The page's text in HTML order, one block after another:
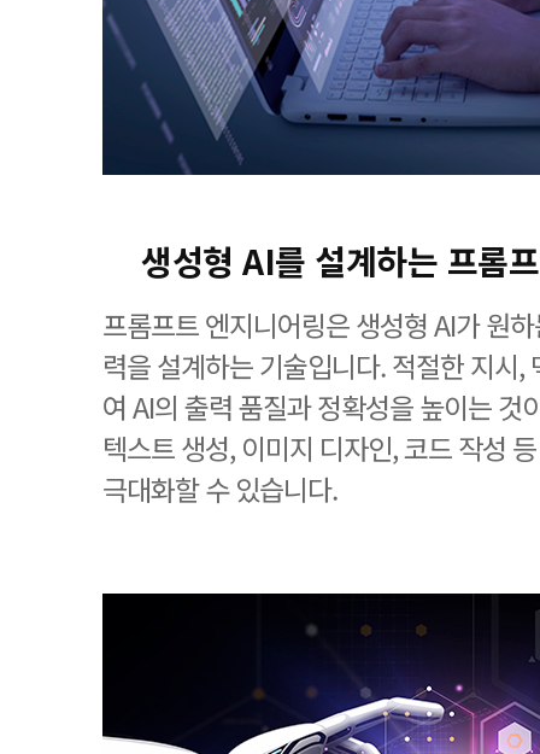
생성형 AI를 설계하는 프롬
프롬프트 엔지니어링은 생성형 AI가 원
력을 설계하는 기술입니다. 적절한 지시,
여 AI의 출력 품질과 정확성을 높이는 것
텍스트 생성, 이미지 디자인, 코드 작성
극대화할 수 있습니다.